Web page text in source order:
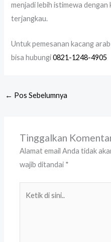
menjadi lebih istimewa
terjangkau.
Untuk pemesanan kacang
bisa hubungi0821-1248-4905
← Pos Sebelumnya
Tinggalkan
Alamat email Anda tidak
wajib ditandai *